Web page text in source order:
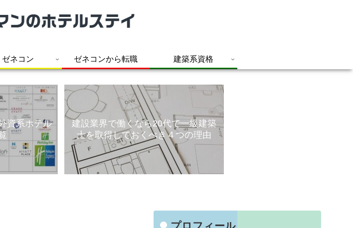
ゼネコン ゼネコンから転職 建築系資格
資系ホテル
建設業界で働くなら20代で一級建築
士を取得しておくべき４つの理由